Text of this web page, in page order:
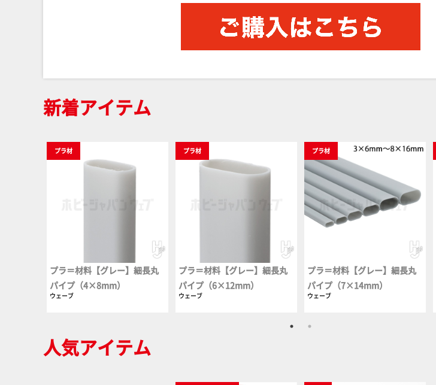
新着アイテム
プラ材
プラ＝材料【グレー】細長丸
パイプ（4×8mm）
ウェーブ
プラ材
プラ＝材料【グレー】細長丸
パイプ（6×12mm）
ウェーブ
プラ材
プラ＝材料【グレー】細長丸
パイプ（7×14mm）
ウェーブ
人気アイテム